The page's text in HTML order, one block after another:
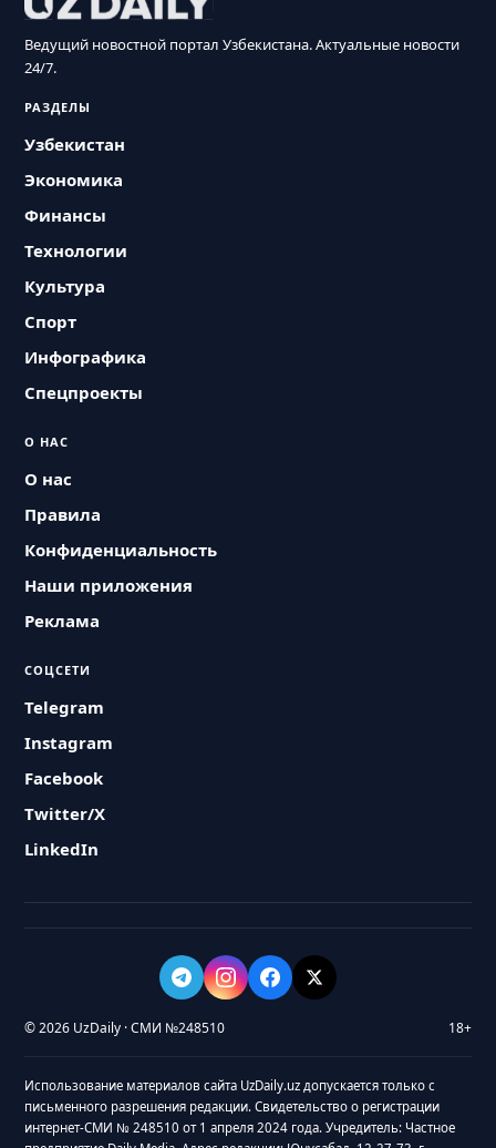
Ведущий новостной портал Узбекистана. Актуальные новости
24/7.
РАЗДЕЛЫ
Узбекистан
Экономика
Финансы
Технологии
Культура
Спорт
Инфографика
Спецпроекты
О НАС
О нас
Правила
Конфиденциальность
Наши приложения
Реклама
СОЦСЕТИ
Telegram
Instagram
Facebook
Twitter/X
LinkedIn
© 2026 UzDaily · СМИ №248510 18+
Использование материалов сайта UzDaily.uz допускается только с
письменного разрешения редакции. Свидетельство о регистрации
интернет-СМИ № 248510 от 1 апреля 2024 года. Учредитель: Частное